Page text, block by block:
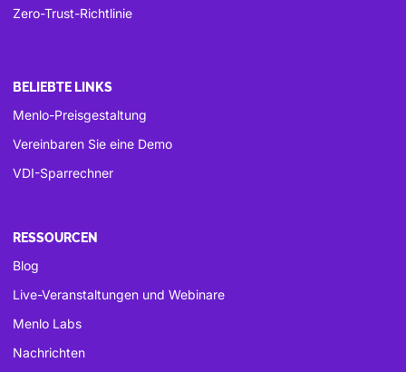
Zero-Trust-Richtlinie
BELIEBTE LINKS
Menlo-Preisgestaltung
Vereinbaren Sie eine Demo
VDI-Sparrechner
RESSOURCEN
Blog
Live-Veranstaltungen und Webinare
Menlo Labs
Nachrichten